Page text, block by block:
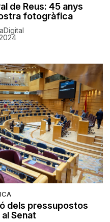
de Reus: 45 anys
fotogràfica
dels pressupostos
Senat